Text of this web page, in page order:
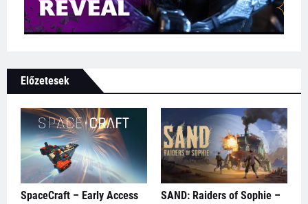
Előzetesek
SpaceCraft – Early Access
SAND: Raiders of Sophie –